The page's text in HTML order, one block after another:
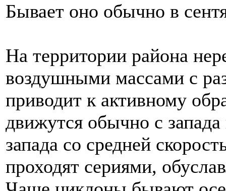
Бывает оно обычно в
На территории района
воздушными массами с
приводит к активному
движутся обычно с
запада со средней
проходят сериями,